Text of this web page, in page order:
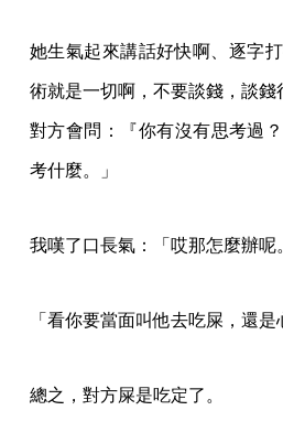
她生氣起來講話好快啊、逐字
術就是一切啊，不要談錢，談錢
對方會問：『你有沒有思考過
考什麼。」
我嘆了口長氣：「哎那怎麼辦呢
「看你要當面叫他去吃屎，還是
總之，對方屎是吃定了。